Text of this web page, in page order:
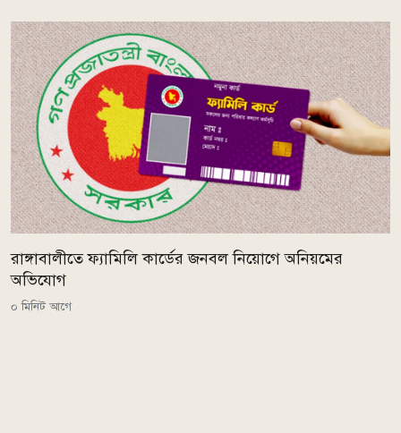
রাঙ্গাবালীতে ফ্যামিলি কার্ডের জনবল নিয়োগে অনিয়মের
অভিযোগ
০ মিনিট আগে